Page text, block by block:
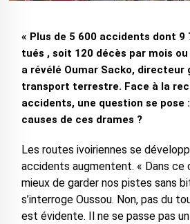
« Plus de 5 600 accidents dont 9
tués , soit 120 décès par mois
a révélé Oumar Sacko, directeur
transport terrestre. Face à la
accidents, une question se pose
causes de ces drames ?
Les routes ivoiriennes se
accidents augmentent. « Dans ce
mieux de garder nos pistes sans
s’interroge Oussou. Non, pas du
est évidente. Il ne se passe pas